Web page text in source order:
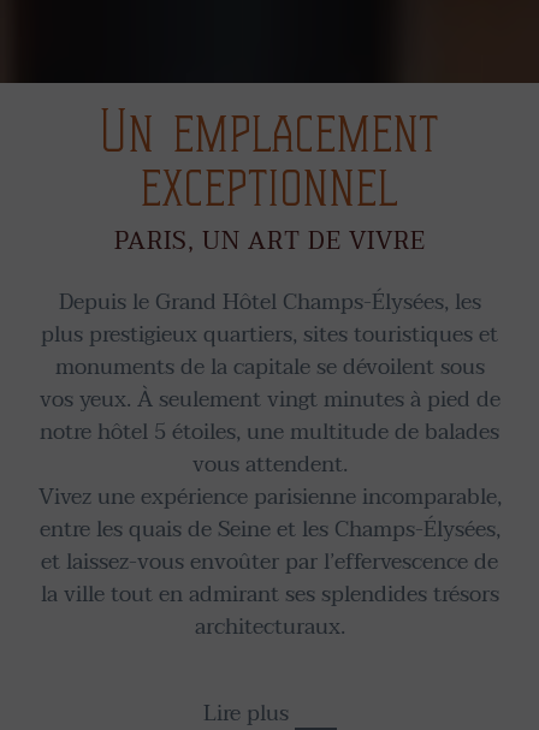
Un emplacement
exceptionnel
PARIS, UN ART DE VIVRE
Depuis le Grand Hôtel Champs-Élysées, les
plus prestigieux quartiers, sites touristiques et
monuments de la capitale se dévoilent sous
vos yeux. À seulement vingt minutes à pied de
notre hôtel 5 étoiles, une multitude de balades
vous attendent.
Vivez une expérience parisienne incomparable,
entre les quais de Seine et les Champs-Élysées,
et laissez-vous envoûter par l’effervescence de
la ville tout en admirant ses splendides trésors
architecturaux.
Lire plus